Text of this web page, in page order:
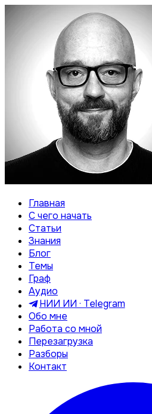
Главная
С чего начать
Статьи
Знания
Блог
Темы
Граф
Аудио
НИИ ИИ · Telegram
Обо мне
Работа со мной
Перезагрузка
Разборы
Контакт